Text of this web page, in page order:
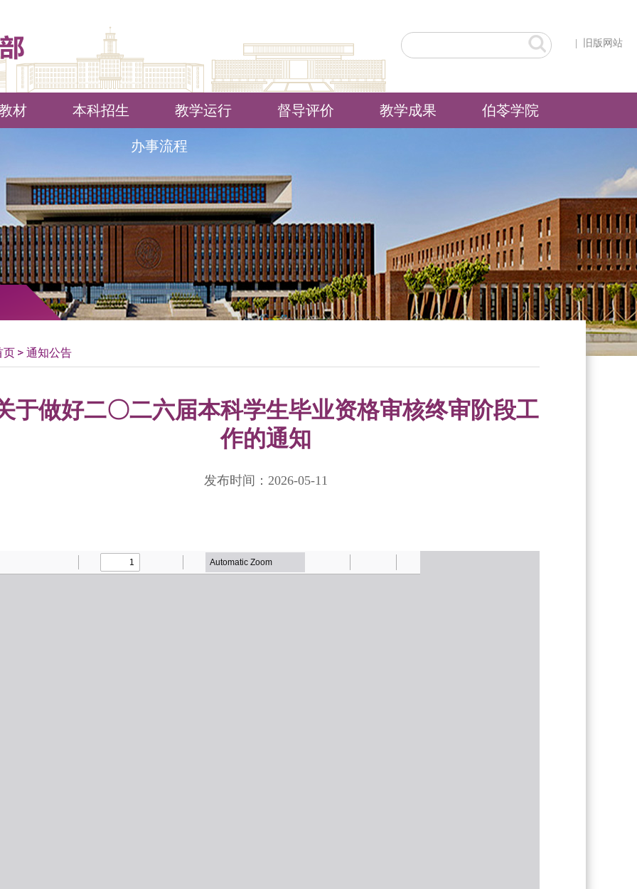
旧版网站
材 本科招生 教学运行 督导评价 教学成果 伯苓学院
办事流程
页 通知公告
于做好二〇二六届本科学生毕业资格审核终审阶段工
作的通知
发布时间：2026-05-11